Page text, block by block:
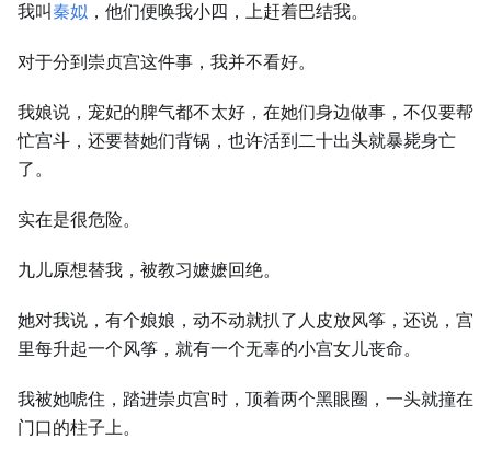
我叫 秦姒 ，他们便唤我小四，上赶着巴结我。
对于分到崇贞宫这件事，我并不看好。
我娘说，宠妃的脾气都不太好，在她们身边做事，不仅要帮
忙宫斗，还要替她们背锅，也许活到二十出头就暴毙身亡
了。
实在是很危险。
九儿原想替我，被教习嬷嬷回绝。
她对我说，有个娘娘，动不动就扒了人皮放风筝，还说，宫
里每升起一个风筝，就有一个无辜的小宫女儿丧命。
我被她唬住，踏进崇贞宫时，顶着两个黑眼圈，一头就撞在
门口的柱子上。